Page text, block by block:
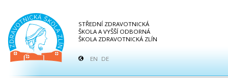
STŘEDNÍ ZDRAVOTNICKÁ
ŠKOLA A VYŠŠÍ ODBORNÁ
ŠKOLA ZDRAVOTNICKÁ ZLÍN
EN DE